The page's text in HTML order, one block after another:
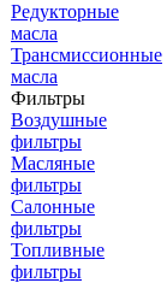
Редукторные
масла
Трансмиссионные
масла
Фильтры
Воздушные
фильтры
Масляные
фильтры
Салонные
фильтры
Топливные
фильтры